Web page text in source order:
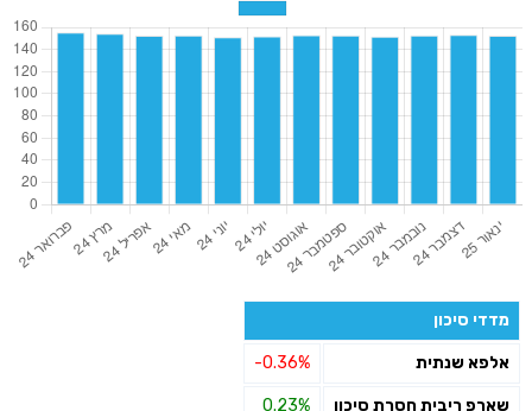
מדדי סיכון
אלפא שנתית -0.36%
שארפ ריבית חסרת סיכון 0.23%